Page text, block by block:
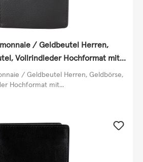
/ Geldbeutel Herren,
Vollrindleder Hochformat mit
/ Geldbeutel Herren, Geldbörse,
Hochformat mit...